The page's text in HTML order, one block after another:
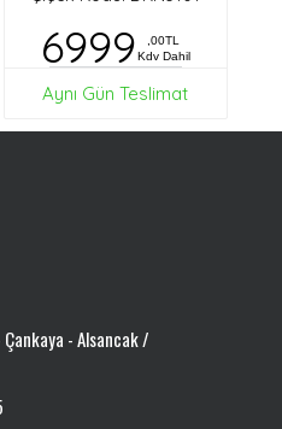
6999
,00TL
Kdv Dahil
Aynı Gün Teslimat
Çankaya - Alsancak /